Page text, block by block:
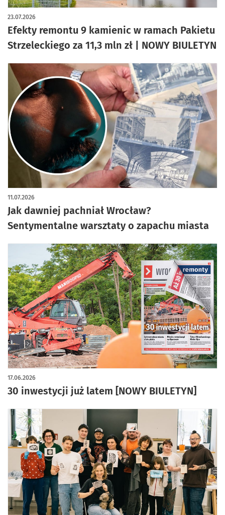
Efekty remontu 9 kamienic w ramach Pakietu
Strzeleckiego za 11,3 mln zł | NOWY BIULETYN
23.07.2026
Jak dawniej pachniał Wrocław?
Sentymentalne warsztaty o zapachu miasta
11.07.2026
30 inwestycji już latem [NOWY BIULETYN]
17.06.2026